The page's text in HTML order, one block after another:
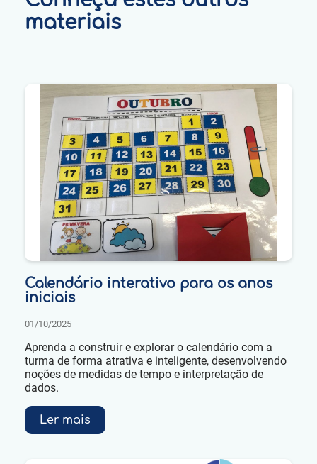
materiais
Calendário interativo para os anos
iniciais
01/10/2025
Aprenda a construir e explorar o calendário com a
turma de forma atrativa e inteligente, desenvolvendo
noções de medidas de tempo e interpretação de
dados.
Ler mais